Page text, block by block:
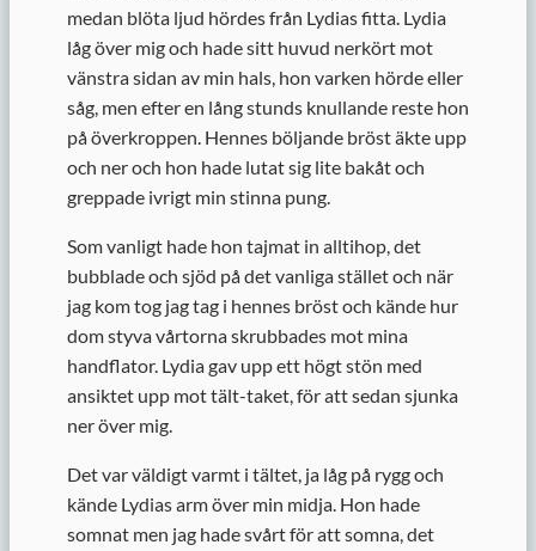
medan blöta ljud hördes från Lydias fitta. Lydia
låg över mig och hade sitt huvud nerkört mot
vänstra sidan av min hals, hon varken hörde eller
såg, men efter en lång stunds knullande reste hon
på överkroppen. Hennes böljande bröst äkte upp
och ner och hon hade lutat sig lite bakåt och
greppade ivrigt min stinna pung.
Som vanligt hade hon tajmat in alltihop, det
bubblade och sjöd på det vanliga stället och när
jag kom tog jag tag i hennes bröst och kände hur
dom styva vårtorna skrubbades mot mina
handflator. Lydia gav upp ett högt stön med
ansiktet upp mot tält-taket, för att sedan sjunka
ner över mig.
Det var väldigt varmt i tältet, ja låg på rygg och
kände Lydias arm över min midja. Hon hade
somnat men jag hade svårt för att somna, det